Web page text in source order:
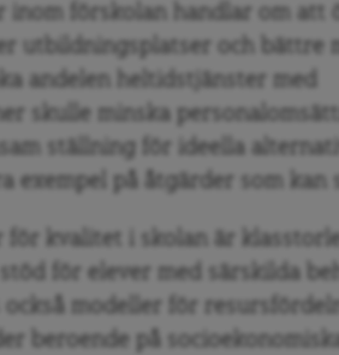
förskolan handlar om att
utbildningsplatser och bättre
andelen heltidstjänster med
skulle minska
ställning för ideella
exempel på åtgärder som kan
kvalitet i skolan är
för elever med särskilda
också modeller för
beroende på